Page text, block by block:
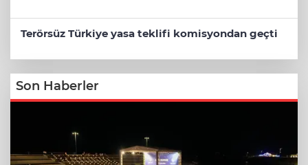
Terörsüz Türkiye yasa teklifi komisyondan geçti
Son Haberler